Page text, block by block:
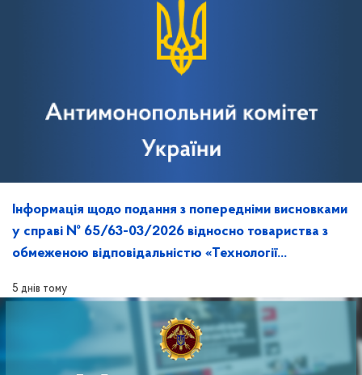
Інформація щодо подання з попередніми висновками
у справі № 65/63-03/2026 відносно товариства з
обмеженою відповідальністю «Технології
5 днів тому